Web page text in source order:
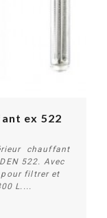
ex 522
chauffant
522. Avec
filtrer et
L....